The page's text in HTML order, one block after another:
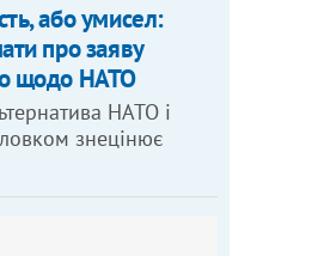
або умисел:
про заяву
щодо НАТО
НАТО і
знецінює